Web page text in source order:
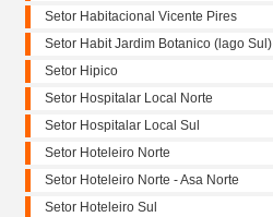
Setor Habitacional Vicente Pires
Setor Habit Jardim Botanico (lago Sul)
Setor Hipico
Setor Hospitalar Local Norte
Setor Hospitalar Local Sul
Setor Hoteleiro Norte
Setor Hoteleiro Norte - Asa Norte
Setor Hoteleiro Sul